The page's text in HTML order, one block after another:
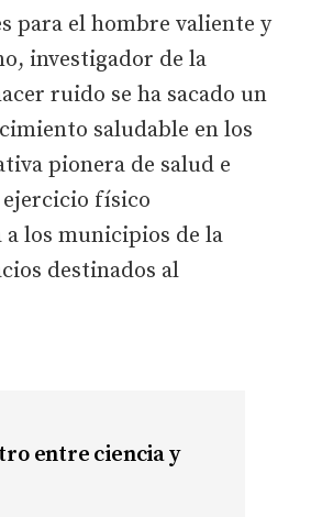
para el hombre valiente y
investigador de la
ruido se ha sacado un
saludable en los
pionera de salud e
físico
a los municipios de la
destinados al
entre ciencia y